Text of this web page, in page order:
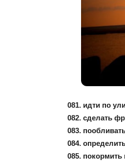
081. идти по
082. сделать
083.
084.
085. покормить